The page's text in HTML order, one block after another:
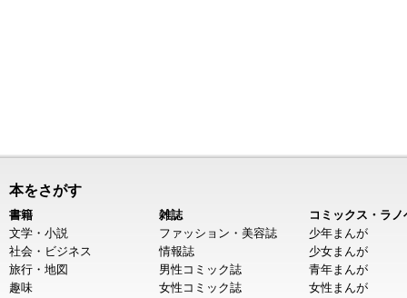
本をさがす
書籍
文学・小説
社会・ビジネス
旅行・地図
趣味
雑誌
ファッション・美容誌
情報誌
男性コミック誌
女性コミック誌
コミックス・ラノ
少年まんが
少女まんが
青年まんが
女性まんが